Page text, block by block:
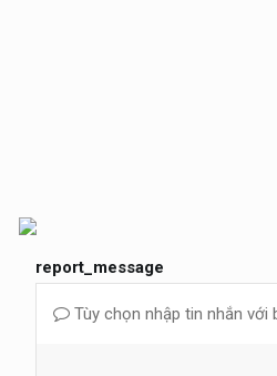
report_message
Tùy chọn nhập tin nhắn với